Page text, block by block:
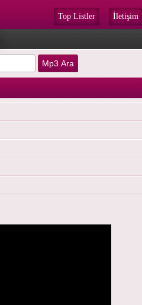
İletişim
Top Listler